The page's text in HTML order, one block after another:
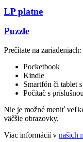
LP platne
Puzzle
Prečítate na zariadeniach:
Pocketbook
Kindle
Smartfón či tablet
Počítač s
Nie je možné meniť
väčšie obrazovky.
Viac informácií v našich